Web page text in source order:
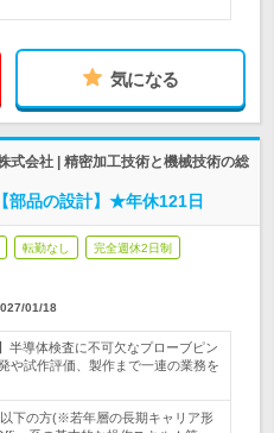
気になる
式会社 | 精密加工技術と機械技術の総
部品の設計】★年休121日
転勤なし 完全週休2日制
01/18
半導体検査に不可欠なプローブピン
や試作評価、製作まで一連の業務を
下の方(※若年層の長期キャリア形